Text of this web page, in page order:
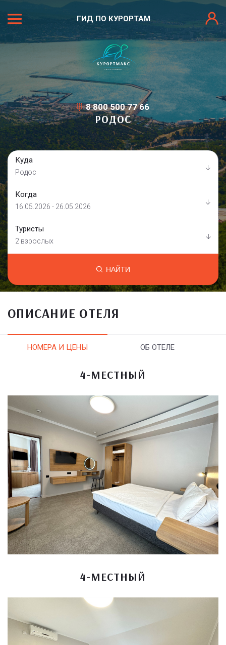
ГИД ПО КУРОРТАМ
8 800 500 77 66
РОДОС
Куда
Родос
Когда
16.05.2026 - 26.05.2026
Туристы
2 взрослых
НАЙТИ
ОПИСАНИЕ ОТЕЛЯ
НОМЕРА И ЦЕНЫ ОБ ОТЕЛЕ
4-МЕСТНЫЙ
4-МЕСТНЫЙ